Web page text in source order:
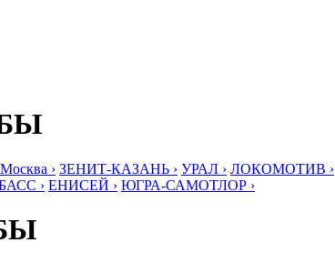
› ЗЕНИТ-КАЗАНЬ › УРАЛ › ЛОКОМОТИВ ›
› ЕНИСЕЙ › ЮГРА-САМОТЛОР ›